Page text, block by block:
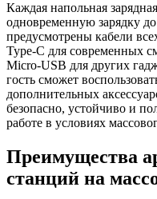
Каждая напольная
одновременную зарядку
предусмотрены кабели
Type-C для современных
Micro-USB для других
гость сможет
дополнительных
безопасно, устойчиво и
работе в условиях
Преимущества
станций на